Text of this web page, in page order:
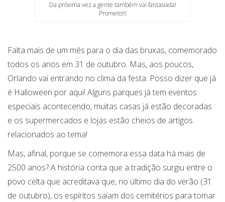
Da próxima vez a gente também vai fantasiada!
Prometo!!!
Falta mais de um mês para o dia das bruxas, comemorado
todos os anos em 31 de outubro. Mas, aos poucos,
Orlando vai entrando no clima da festa. Posso dizer que já
é Halloween por aqui! Alguns parques já tem eventos
especiais acontecendo, muitas casas já estão decoradas
e os supermercados e lojas estão cheios de artigos
relacionados ao tema!
Mas, afinal, porque se comemora essa data há mais de
2500 anos? A história conta que a tradição surgiu entre o
povo celta que acreditava que, no último dia do verão (31
de outubro), os espíritos saíam dos cemitérios para tomar